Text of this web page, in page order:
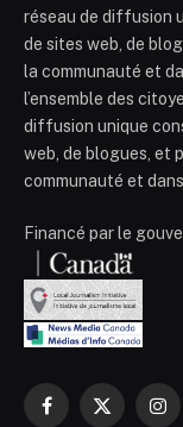
réseau de diffusion
de sites web, de
la communauté et
l’ensemble des
diffusion unique
web, de blogues, et
communauté et
Financé par le
Facebook
X